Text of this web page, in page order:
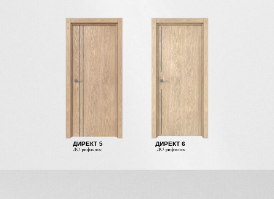
ДИРЕКТ 5
ДО рифленое
ДИРЕКТ 6
ДО рифленое